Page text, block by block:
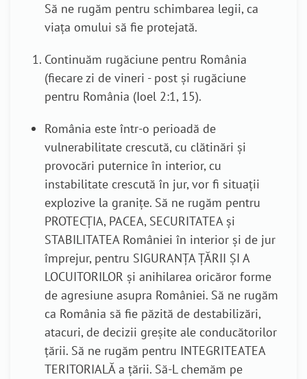
Să ne rugăm pentru schimbarea legii, ca
viața omului să fie protejată.
Continuăm rugăciune pentru România
(fiecare zi de vineri - post și rugăciune
pentru România (Ioel 2:1, 15).
România este într-o perioadă de
vulnerabilitate crescută, cu clătinări și
provocări puternice în interior, cu
instabilitate crescută în jur,vor fi situații
explozive la granițe. Să ne rugăm pentru
PROTECȚIA, PACEA, SECURITATEA și
STABILITATEA României în interior și de jur
împrejur, pentru SIGURANȚA ȚĂRII ȘI A
LOCUITORILOR și anihilarea oricăror forme
de agresiune asupra României. Să ne rugăm
ca România să fie păzită de destabilizări,
atacuri, de decizii greșite ale conducătorilor
țării. Să ne rugăm pentru INTEGRITEATEA
TERITORIALĂ a țării. Să-L chemăm pe